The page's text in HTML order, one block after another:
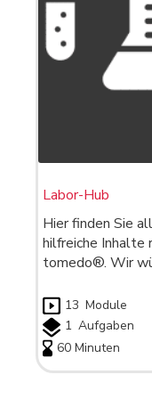
Labor-Hub
Hier finden Sie
hilfreiche Inhalte
tomedo®. Wir
13 Module
1 Aufgaben
60 Minuten